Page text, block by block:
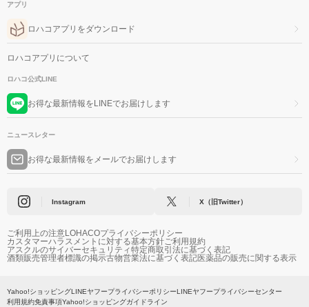
アプリ
ロハコアプリをダウンロード
ロハコアプリについて
ロハコ公式LINE
お得な最新情報をLINEでお届けします
ニュースレター
お得な最新情報をメールでお届けします
Instagram X（旧Twitter）
ご利用上の注意LOHACOプライバシーポリシー
カスタマーハラスメントに対する基本方針ご利用規約
アスクルのサイバーセキュリティ特定商取引法に基づく表記
酒類販売管理者標識の掲示古物営業法に基づく表記医薬品の販売に関する表示
Yahoo!ショッピングLINEヤフープライバシーポリシーLINEヤフープライバシーセンター
利用規約免責事項Yahoo!ショッピングガイドライン